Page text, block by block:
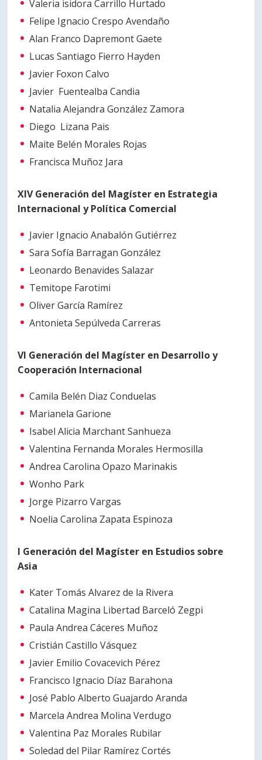
Valeria isidora Carrillo Hurtado
Felipe Ignacio Crespo Avendaño
Alan Franco Dapremont Gaete
Lucas Santiago Fierro Hayden
Javier Foxon Calvo
Javier Fuentealba Candia
Natalia Alejandra González Zamora
Diego Lizana Pais
Maite Belén Morales Rojas
Francisca Muñoz Jara
XIV Generación del Magíster en Estrategia
Internacional y Política Comercial
Javier Ignacio Anabalón Gutiérrez
Sara Sofía Barragan González
Leonardo Benavides Salazar
Temitope Farotimi
Oliver García Ramírez
Antonieta Sepúlveda Carreras
VI Generación del Magíster en Desarrollo y
Cooperación Internacional
Camila Belén Diaz Conduelas
Marianela Garione
Isabel Alicia Marchant Sanhueza
Valentina Fernanda Morales Hermosilla
Andrea Carolina Opazo Marinakis
Wonho Park
Jorge Pizarro Vargas
Noelia Carolina Zapata Espinoza
I Generación del Magíster en Estudios sobre
Asia
Kater Tomás Alvarez de la Rivera
Catalina Magina Libertad Barceló Zegpi
Paula Andrea Cáceres Muñoz
Cristián Castillo Vásquez
Javier Emilio Covacevich Pérez
Francisco Ignacio Díaz Barahona
José Pablo Alberto Guajardo Aranda
Marcela Andrea Molina Verdugo
Valentina Paz Morales Rubilar
Soledad del Pilar Ramírez Cortés